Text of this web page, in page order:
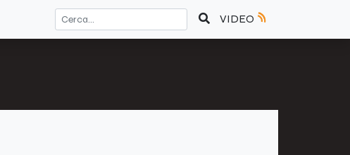
VIDEO